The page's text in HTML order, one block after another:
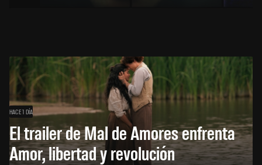
HACE 1 DÍA
El trailer de Mal de Amores enfrenta
Amor, libertad y revolución